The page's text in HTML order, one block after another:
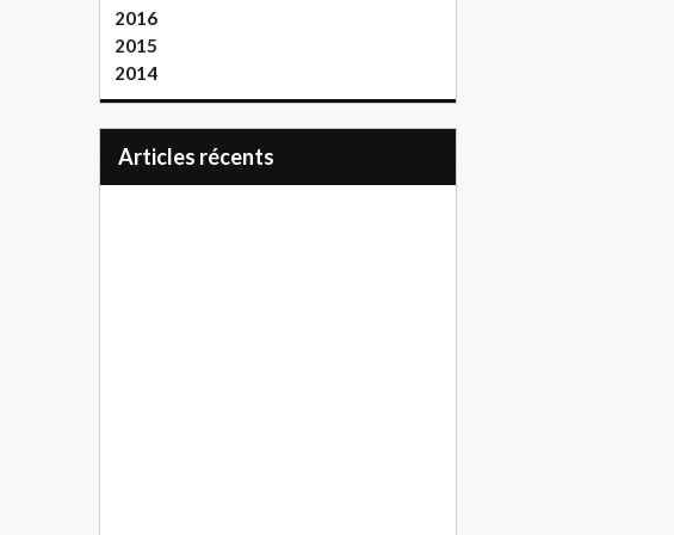
2016
2015
2014
articles récents